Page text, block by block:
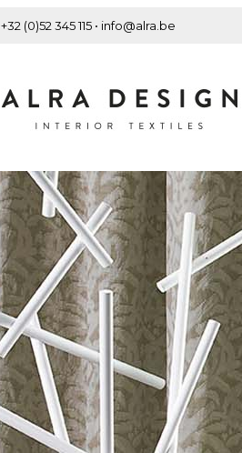
+32 (0)52 345 115 • info@alra.be